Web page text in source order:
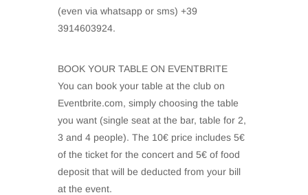
(even via whatsapp or sms) +39
3914603924.
BOOK YOUR TABLE ON EVENTBRITE
You can book your table at the club on
Eventbrite.com, simply choosing the table
you want (single seat at the bar, table for 2,
3 and 4 people). The 10€ price includes 5€
of the ticket for the concert and 5€ of food
deposit that will be deducted from your bill
at the event.